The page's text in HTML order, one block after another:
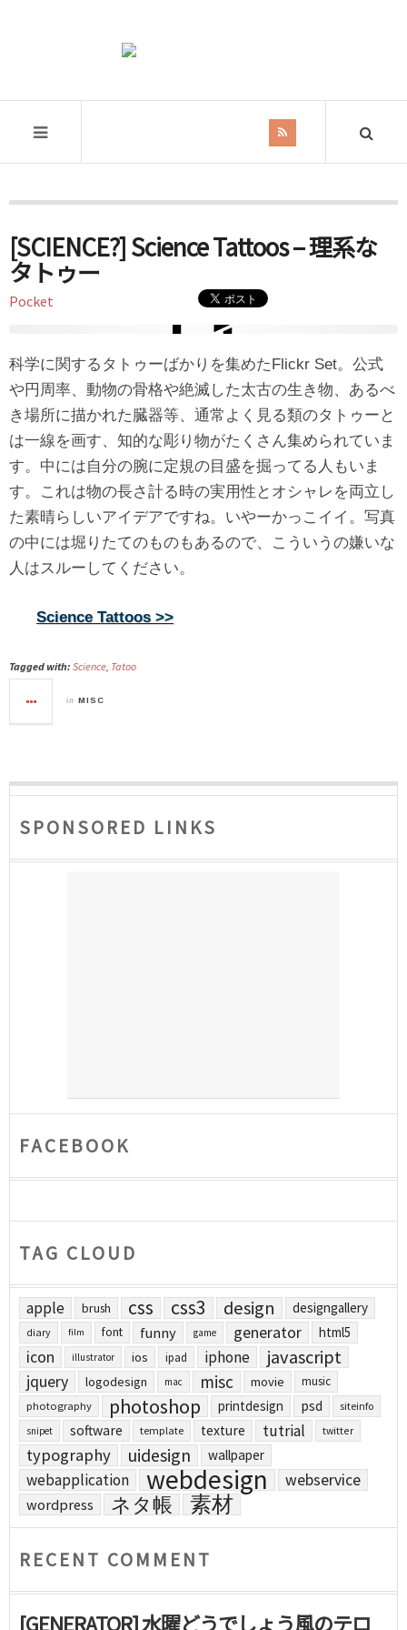
[SCIENCE?] Science Tattoos – 理系な
タトゥー
Pocket
科学に関するタトゥーばかりを集めたFlickr Set。公式
や円周率、動物の骨格や絶滅した太古の生き物、あるべ
き場所に描かれた臓器等、通常よく見る類のタトゥーと
は一線を画す、知的な彫り物がたくさん集められていま
す。中には自分の腕に定規の目盛を掘ってる人もいま
す。これは物の長さ計る時の実用性とオシャレを両立し
た素晴らしいアイデアですね。いやーかっこイイ。写真
の中には堀りたてのものもあるので、こういうの嫌いな
人はスルーしてください。
Science Tattoos >>
Tagged with: Science, Tatoo
in MISC
SPONSORED LINKS
FACEBOOK
TAG CLOUD
apple brush css css3 design designgallery
diary film font funny game generator html5
icon illustrator ios ipad iphone javascript
jquery logodesign mac misc movie music
photography photoshop printdesign psd siteinfo
snipet software template texture tutrial twitter
typography uidesign wallpaper
webapplication webdesign webservice
wordpress ネタ帳 素材
RECENT COMMENT
[GENERATOR] 水曜どうでしょう風のテロ